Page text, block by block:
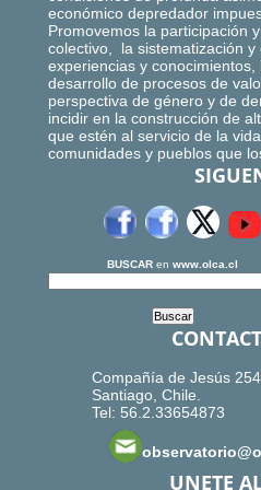
económico depredador
Promovemos la participación
colectivo, la sistematización y
experiencias y
desarrollo de procesos de
perspectiva de género y de
incidir en la construcción de
que estén al servicio de la
comunidades y pueblos que
BUSCAR en www.olca.cl
Compañía de Jesús
Santiago, Chile.
Tel: 56.2.33654873
UNETE